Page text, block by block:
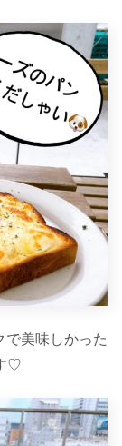
で美味しかった
♡